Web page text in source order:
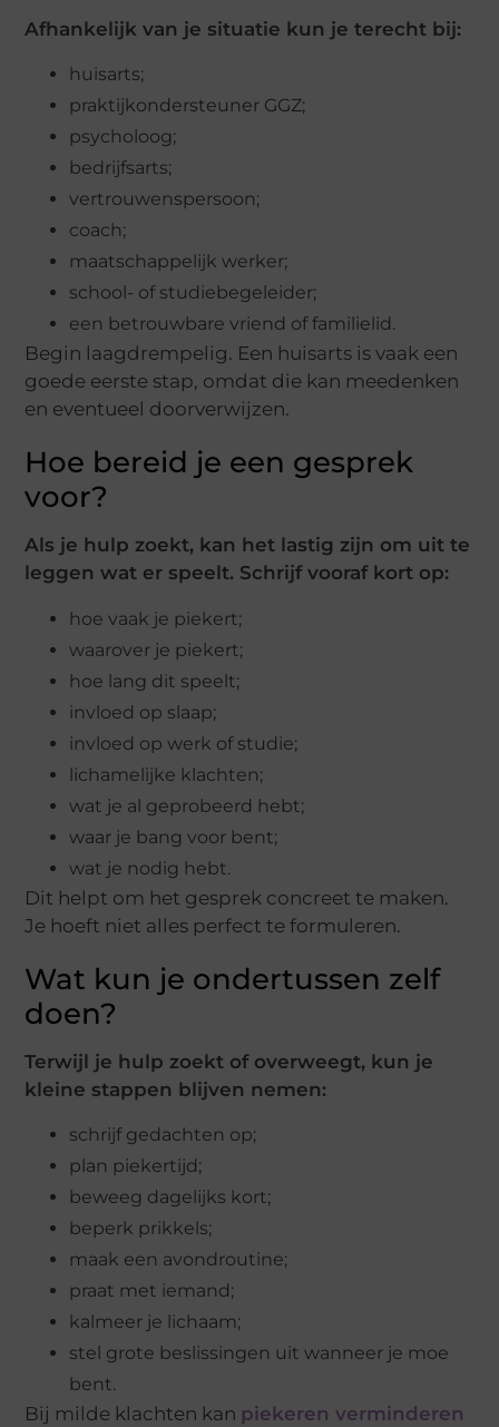
Afhankelijk van je situatie kun je terecht bij:
huisarts;
praktijkondersteuner GGZ;
psycholoog;
bedrijfsarts;
vertrouwenspersoon;
coach;
maatschappelijk werker;
school- of studiebegeleider;
een betrouwbare vriend of familielid.
Begin laagdrempelig. Een huisarts is vaak een
goede eerste stap, omdat die kan meedenken
en eventueel doorverwijzen.
Hoe bereid je een gesprek
voor?
Als je hulp zoekt, kan het lastig zijn om uit te
leggen wat er speelt. Schrijf vooraf kort op:
hoe vaak je piekert;
waarover je piekert;
hoe lang dit speelt;
invloed op slaap;
invloed op werk of studie;
lichamelijke klachten;
wat je al geprobeerd hebt;
waar je bang voor bent;
wat je nodig hebt.
Dit helpt om het gesprek concreet te maken.
Je hoeft niet alles perfect te formuleren.
Wat kun je ondertussen zelf
doen?
Terwijl je hulp zoekt of overweegt, kun je
kleine stappen blijven nemen:
schrijf gedachten op;
plan piekertijd;
beweeg dagelijks kort;
beperk prikkels;
maak een avondroutine;
praat met iemand;
kalmeer je lichaam;
stel grote beslissingen uit wanneer je moe
bent.
Bij milde klachten kan piekeren verminderen